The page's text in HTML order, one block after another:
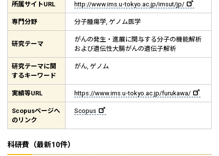
所属サイトURL http://www.ims.u-tokyo.ac.jp/imsut/jp/
専門分野 分子腫瘍学, ゲノム医学
研究テーマ
がんの発生・進展に関与する分子の機能解析
および遺伝性大腸がんの遺伝子解析
研究テーマに関
するキーワード
がん, ゲノム
実績等URL https://www.ims.u-tokyo.ac.jp/furukawa/
Scopusページへ
のリンク
Scopus
科研費（最新10件）